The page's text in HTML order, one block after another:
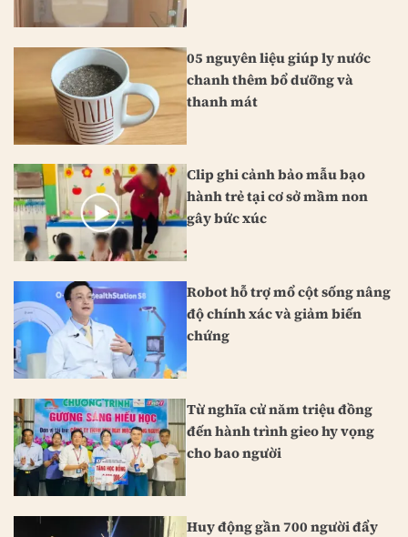
05 nguyên liệu giúp ly nước
chanh thêm bổ dưỡng và
thanh mát
Clip ghi cảnh bảo mẫu bạo
hành trẻ tại cơ sở mầm non
gây bức xúc
Robot hỗ trợ mổ cột sống nâng
độ chính xác và giảm biến
chứng
Từ nghĩa cử năm triệu đồng
đến hành trình gieo hy vọng
cho bao người
Huy động gần 700 người đẩy